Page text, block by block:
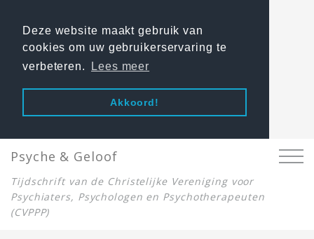
Deze website maakt gebruik van
cookies om uw gebruikerservaring te
verbeteren.
Lees meer
Akkoord!
Psyche & Geloof
Tijdschrift van de Christelijke Vereniging voor
Psychiaters, Psychologen en Psychotherapeuten
(CVPPP)